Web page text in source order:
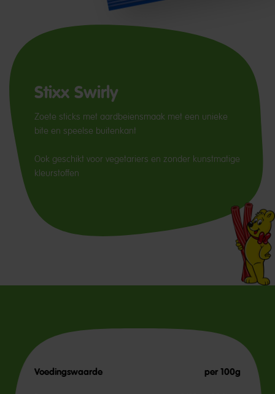
Stixx Swirly
Zoete sticks met aardbeiensmaak met een unieke
bite en speelse buitenkant
Ook geschikt voor vegetariers en zonder kunstmatige
kleurstoffen
Voedingswaarde per 100g